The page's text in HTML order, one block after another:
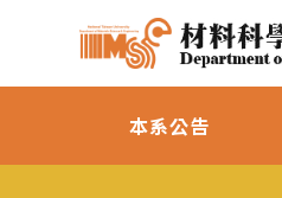
本系公告